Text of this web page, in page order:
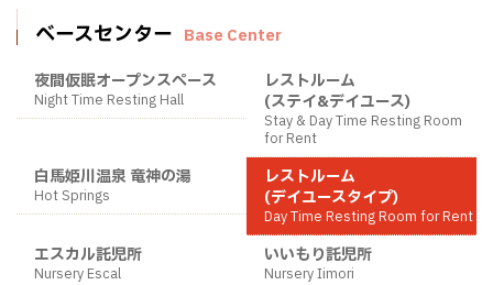
ベースセンター Base Center
夜間仮眠オープンスペース
Night Time Resting Hall
レストルーム
(ステイ&デイユース)
Stay & Day Time Resting Room
for Rent
白馬姫川温泉 竜神の湯
Hot Springs
レストルーム
(デイユースタイプ)
Day Time Resting Room for Rent
エスカル託児所
Nursery Escal
いいもり託児所
Nursery Iimori